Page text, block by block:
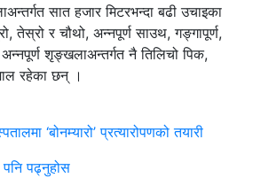
सात हजार मिटरभन्दा बढी उचाइका
तेस्रो र चौथो, अन्नपूर्ण साउथ, गङ्गापूर्ण,
शृङ्खलाअन्तर्गत नै तिलिचो पिक,
रहेका छन् ।
‘बोनम्यारो’ प्रत्यारोपणको तयारी
पनि पढ्नुहोस